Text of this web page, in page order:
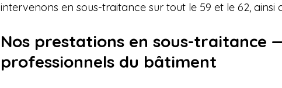
intervenons en sous-traitance sur tout le 59 et le 62, ainsi
Nos prestations en sous-traitance
professionnels du bâtiment